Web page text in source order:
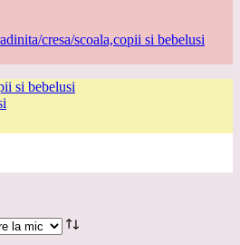
cresa/scoala,copii si bebelusi